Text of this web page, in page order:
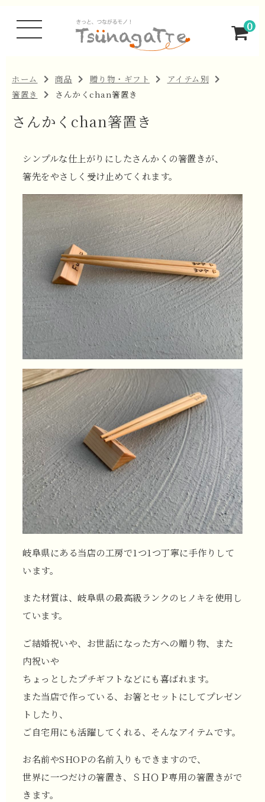
0
ホーム 商品 贈り物・ギフト
アイテム別
箸置き
さんかくchan箸置き
さんかくchan箸置き
シンプルな仕上がりにしたさんかくの箸置きが、
箸先をやさしく受け止めてくれます。
岐阜県にある当店の工房で1つ1つ丁寧に手作りして
います。
また材質は、岐阜県の最高級ランクのヒノキを使用し
ています。
ご結婚祝いや、お世話になった方への贈り物、また
内祝いや
ちょっとしたプチギフトなどにも喜ばれます。
また当店で作っている、お箸とセットにしてプレゼン
トしたり、
ご自宅用にも活躍してくれる、そんなアイテムです。
お名前やSHOPの名前入りもできますので、
世界に一つだけの箸置き、ＳＨＯＰ専用の箸置きがで
きます。